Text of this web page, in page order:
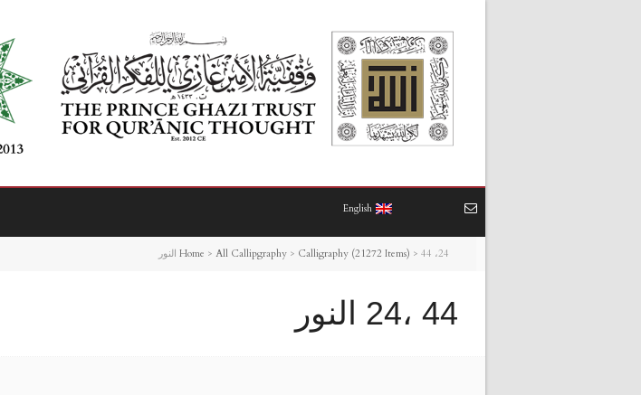
English
Home > All Callipgraphy > Calligraphy (21272 Items) > 44 ،24 النور
44 ،24 النور